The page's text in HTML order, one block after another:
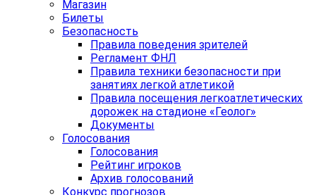
Магазин
Билеты
Безопасность
Правила поведения зрителей
Регламент ФНЛ
Правила техники безопасности при
занятиях легкой атлетикой
Правила посещения легкоатлетических
дорожек на стадионе «Геолог»
Документы
Голосования
Голосования
Рейтинг игроков
Архив голосований
Конкурс прогнозов